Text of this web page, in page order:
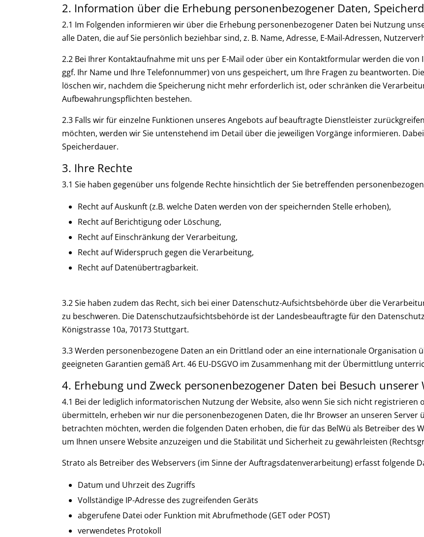
2. Information über die Erhebung personenbezogener Daten,
2.1 Im Folgenden informieren wir über die Erhebung personenbezogener Daten bei Nutzung
alle Daten, die auf Sie persönlich beziehbar sind, z. B. Name, Adresse, E-Mail-Adressen,
2.2 Bei Ihrer Kontaktaufnahme mit uns per E-Mail oder über ein Kontaktformular werden die von
ggf. Ihr Name und Ihre Telefonnummer) von uns gespeichert, um Ihre Fragen zu beantworten.
löschen wir, nachdem die Speicherung nicht mehr erforderlich ist, oder schränken die
Aufbewahrungspflichten bestehen.
2.3 Falls wir für einzelne Funktionen unseres Angebots auf beauftragte Dienstleister
möchten, werden wir Sie untenstehend im Detail über die jeweiligen Vorgänge informieren.
Speicherdauer.
3. Ihre Rechte
3.1 Sie haben gegenüber uns folgende Rechte hinsichtlich der Sie betreffenden
Recht auf Auskunft (z.B. welche Daten werden von der speichernden Stelle erhoben),
Recht auf Berichtigung oder Löschung,
Recht auf Einschränkung der Verarbeitung,
Recht auf Widerspruch gegen die Verarbeitung,
Recht auf Datenübertragbarkeit.
3.2 Sie haben zudem das Recht, sich bei einer Datenschutz-Aufsichtsbehörde über die
zu beschweren. Die Datenschutzaufsichtsbehörde ist der Landesbeauftragte für den
Königstrasse 10a, 70173 Stuttgart.
3.3 Werden personenbezogene Daten an ein Drittland oder an eine internationale Organisation
geeigneten Garantien gemäß Art. 46 EU-DSGVO im Zusammenhang mit der Übermittlung
4. Erhebung und Zweck personenbezogener Daten bei Besuch unserer
4.1 Bei der lediglich informatorischen Nutzung der Website, also wenn Sie sich nicht
übermitteln, erheben wir nur die personenbezogenen Daten, die Ihr Browser an unseren Server
betrachten möchten, werden die folgenden Daten erhoben, die für das BelWü als Betreiber des
um Ihnen unsere Website anzuzeigen und die Stabilität und Sicherheit zu gewährleisten
Strato als Betreiber des Webservers (im Sinne der Auftragsdatenverarbeitung) erfasst folgende
Datum und Uhrzeit des Zugriffs
Vollständige IP-Adresse des zugreifenden Geräts
abgerufene Datei oder Funktion mit Abrufmethode (GET oder POST)
verwendetes Protokoll